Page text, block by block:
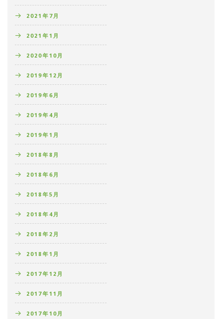
2021年7月
2021年1月
2020年10月
2019年12月
2019年6月
2019年4月
2019年1月
2018年8月
2018年6月
2018年5月
2018年4月
2018年2月
2018年1月
2017年12月
2017年11月
2017年10月